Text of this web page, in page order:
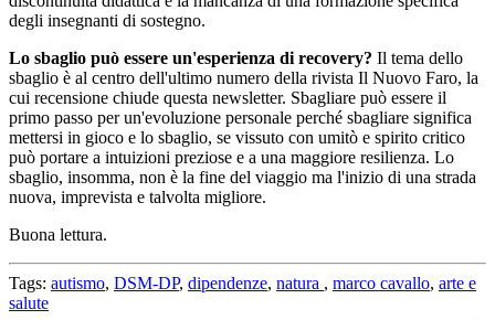
degli insegnanti di sostegno.
Lo sbaglio può essere un'esperienza di recovery? Il tema dello
sbaglio è al centro dell'ultimo numero della rivista Il Nuovo Faro, la
cui recensione chiude questa newsletter. Sbagliare può essere il
primo passo per un'evoluzione personale perché sbagliare significa
mettersi in gioco e lo sbaglio, se vissuto con umitò e spirito critico
può portare a intuizioni preziose e a una maggiore resilienza. Lo
sbaglio, insomma, non è la fine del viaggio ma l'inizio di una strada
nuova, imprevista e talvolta migliore.
Buona lettura.
Tags: autismo, DSM-DP, dipendenze, natura , marco cavallo, arte e
salute